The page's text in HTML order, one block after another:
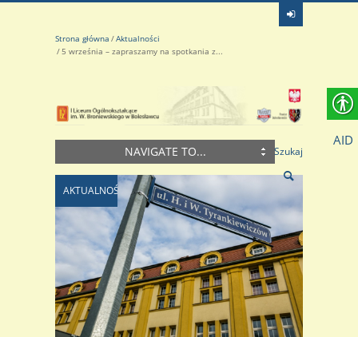
Strona główna
Aktualności
5 września – zapraszamy na spotkania z...
NAVIGATE TO... Szukaj
AKTUALNOŚCI
AID